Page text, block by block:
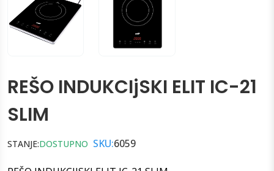
REŠO INDUKCIjSKI ELIT IC-21
SLIM
STANJE:DOSTUPNO SKU:6059